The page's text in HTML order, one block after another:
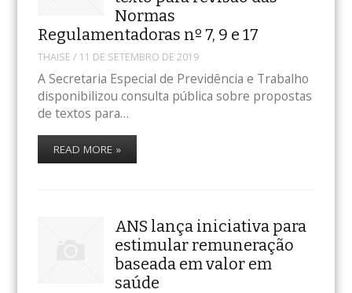
Normas
Regulamentadoras nº 7, 9 e 17
THAISE / 11 DE SETEMBRO DE 2019
A Secretaria Especial de Previdência e Trabalho
disponibilizou consulta pública sobre propostas
de textos para…
READ MORE »
ANS lança iniciativa para
estimular remuneração
baseada em valor em
saúde